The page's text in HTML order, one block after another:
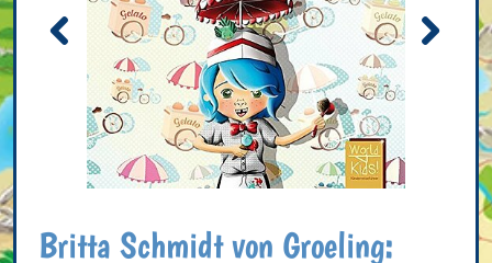
Britta Schmidt von Groeling: